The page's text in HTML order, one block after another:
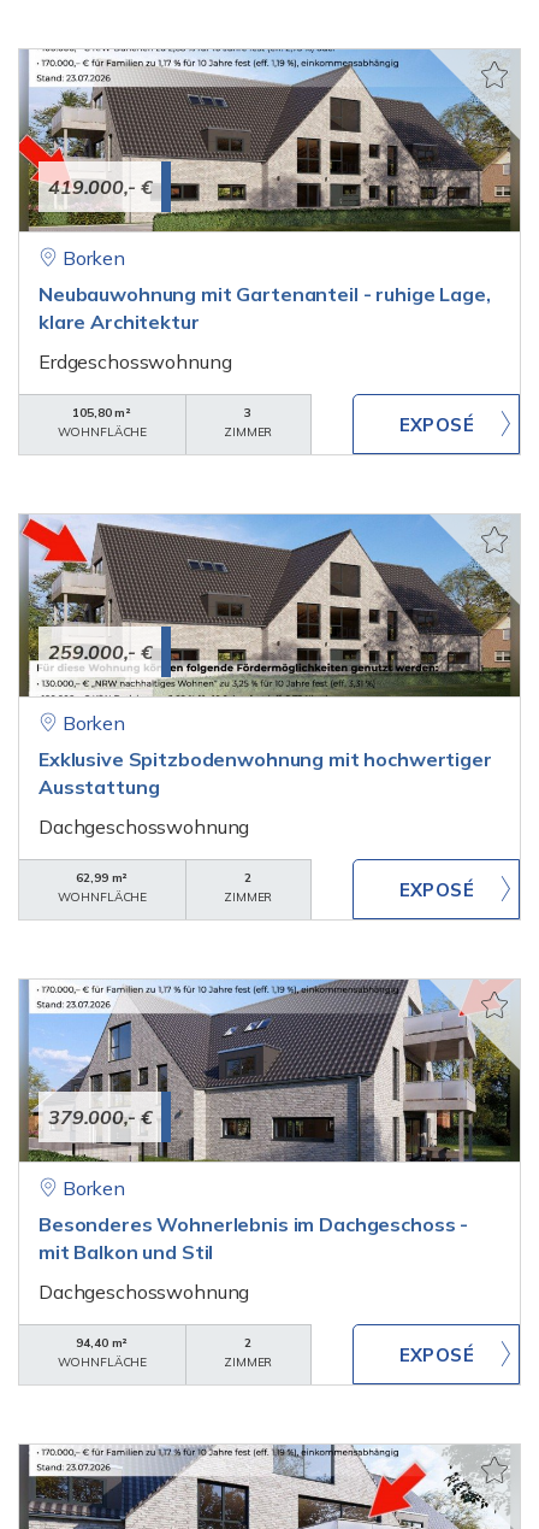
419.000,- €
Borken
Neubauwohnung mit Gartenanteil - ruhige Lage,
klare Architektur
Erdgeschosswohnung
105,80 m²
WOHNFLÄCHE
3
ZIMMER
259.000,- €
Borken
Exklusive Spitzbodenwohnung mit hochwertiger
Ausstattung
Dachgeschosswohnung
62,99 m²
WOHNFLÄCHE
2
ZIMMER
379.000,- €
Borken
Besonderes Wohnerlebnis im Dachgeschoss -
mit Balkon und Stil
Dachgeschosswohnung
94,40 m²
WOHNFLÄCHE
2
ZIMMER